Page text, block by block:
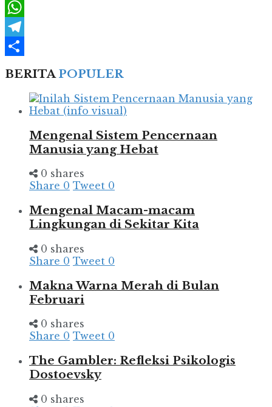
X
WhatsApp
Telegram
BERITAPOPULER
Mengenal Sistem Pencernaan
Manusia yang Hebat
0 shares
Share 0 Tweet 0
Mengenal Macam-macam
Lingkungan di Sekitar Kita
0 shares
Share 0 Tweet 0
Makna Warna Merah di Bulan
Februari
0 shares
Share 0 Tweet 0
The Gambler: Refleksi Psikologis
Dostoevsky
0 shares